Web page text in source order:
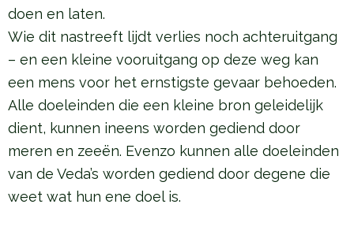
doen en laten.
Wie dit nastreeft lijdt verlies noch achteruitgang
– en een kleine vooruitgang op deze weg kan
een mens voor het ernstigste gevaar behoeden.
Alle doeleinden die een kleine bron geleidelijk
dient, kunnen ineens worden gediend door
meren en zeeën. Evenzo kunnen alle doeleinden
van de Veda’s worden gediend door degene die
weet wat hun ene doel is.